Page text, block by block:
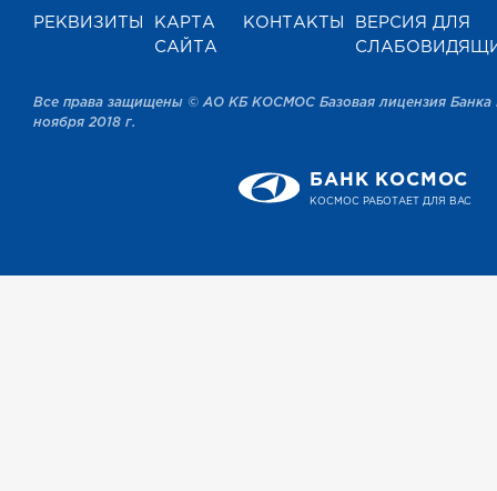
РЕКВИЗИТЫ
КАРТА
САЙТА
КОНТАКТЫ
ВЕРСИЯ ДЛЯ
Все права защищены © АО КБ КОСМОС Базовая лицензия Банка
ноября 2018 г.